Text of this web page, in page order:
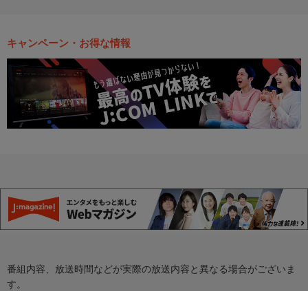
キャンペーン・お得な情報
番組内容、放送時間などが実際の放送内容と異なる場合がございま
す。